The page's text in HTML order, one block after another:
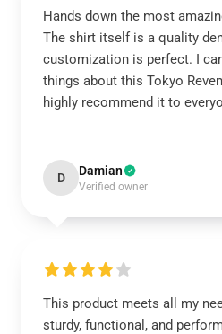
Hands down the most
The shirt itself is a quality
customization is perfect. I
things about this Tokyo
highly recommend it to
D Damian
Verified owner
This product meets all my
sturdy, functional, and